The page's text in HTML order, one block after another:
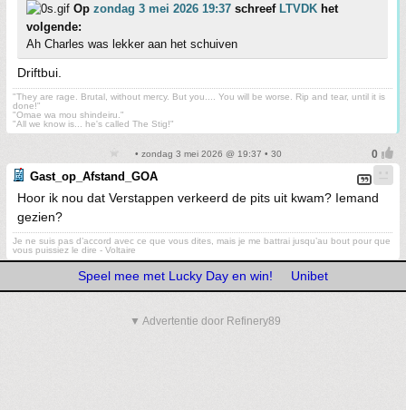
Op zondag 3 mei 2026 19:37 schreef LTVDK het
volgende:
Ah Charles was lekker aan het schuiven
Driftbui.
"They are rage. Brutal, without mercy. But you.... You will be worse. Rip and tear, until it is
done!"
"Omae wa mou shindeiru."
"All we know is... he's called The Stig!"
• zondag 3 mei 2026 @ 19:37 • 30
Gast_op_Afstand_GOA
Hoor ik nou dat Verstappen verkeerd de pits uit kwam? Iemand
gezien?
Je ne suis pas d’accord avec ce que vous dites, mais je me battrai jusqu’au bout pour que
vous puissiez le dire - Voltaire
Speel mee met Lucky Day en win! Unibet
▼ Advertentie door Refinery89